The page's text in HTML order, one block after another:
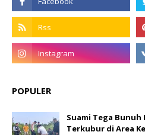
POPULER
Suami Tega
Terkubur di Area